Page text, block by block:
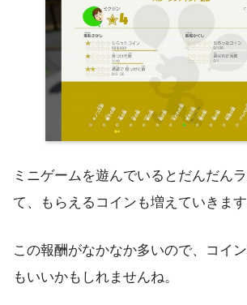
ミニゲームを遊んでいるとだんだん
て、もらえるコインも増えていきます
この報酬がなかなか多いので、コイ
もいいかもしれませんね。